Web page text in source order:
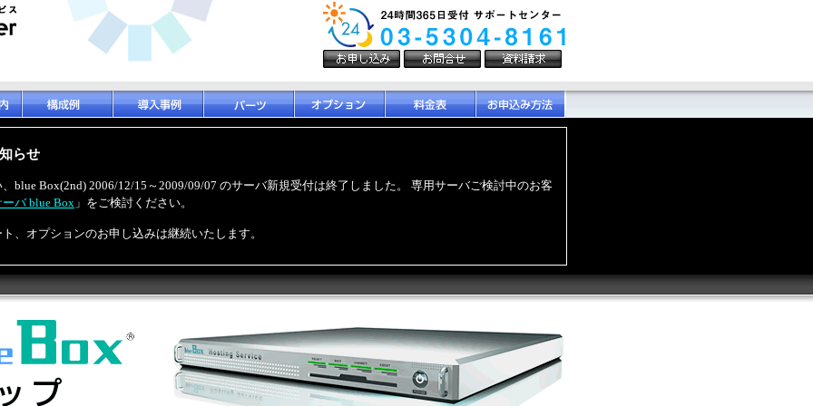
らせ
blue Box(2nd) 2006/12/15～2009/09/07 のサーバ新規受付は終了しました。 専用サーバご検討中のお客
バ blue Box 」をご検討ください。
、オプションのお申し込みは継続いたします。